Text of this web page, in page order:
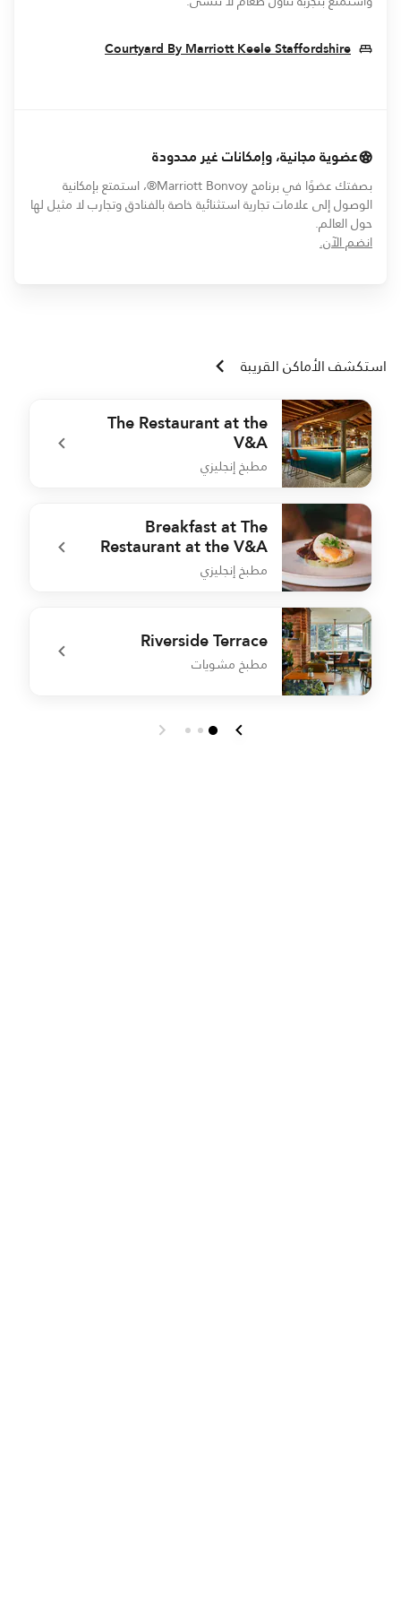
Courtyard By Marriott Keele Staffordshire
New Window
عضوية مجانية، وإمكانات غير محدودة
بصفتك عضوًا في برنامج Marriott Bonvoy®، استمتع بإمكانية
الوصول إلى علامات تجارية استثنائية خاصة بالفنادق وتجارب لا مثيل لها
حول العالم.
انضم الآن.
استكشف الأماكن القريبة
The Restaurant at the
V&A
مطبخ إنجليزي
undefined The Restaurant at the V&A
Breakfast at The
Restaurant at the V&A
مطبخ إنجليزي
undefined Breakfast at The Restaurant at the V&A
Riverside Terrace
مطبخ مشويات
undefined Riverside Terrace